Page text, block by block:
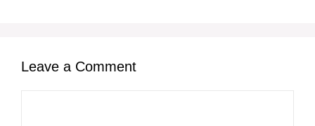
Leave a Comment